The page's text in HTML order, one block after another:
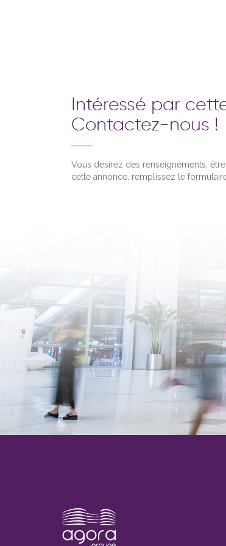
Intéressé par
Contactez-nous !
Vous désirez des renseignements,
cette annonce, remplissez le